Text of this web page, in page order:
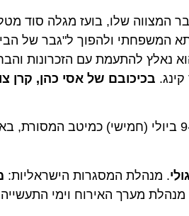
בר המצווה שלו, בועז מגלה סוד
ולהפוך ל"גבר של הבית"
להתעמת עם הזכרונות
בכיכובם של אסי כהן, קרן צור,
ה-43 של פסטיבל הקולנוע ירושלים תיפתח ב-9
. מנהלת המסגרות הישראליות:
מערך האירוח וימי התעשייה: